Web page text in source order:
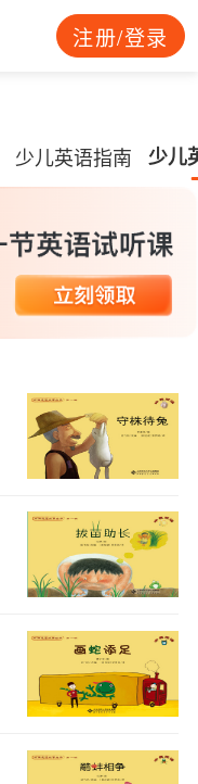
注册/登录
少儿英语指南 少儿